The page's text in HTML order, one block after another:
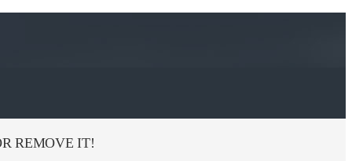
REMOVE IT!